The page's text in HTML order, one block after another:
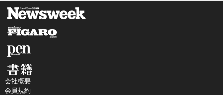
会社概要
会員規約